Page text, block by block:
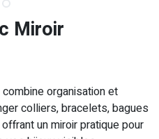
Miroir
combine organisation et
colliers, bracelets, bagues
un miroir pratique pour